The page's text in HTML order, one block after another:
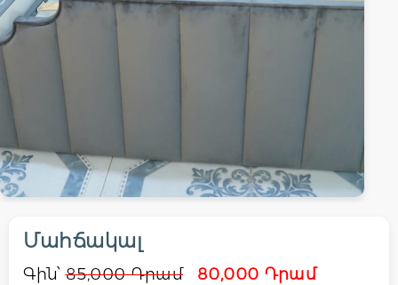
Մահճակալ
Գին՝85,000 Դրամ 80,000 Դրամ